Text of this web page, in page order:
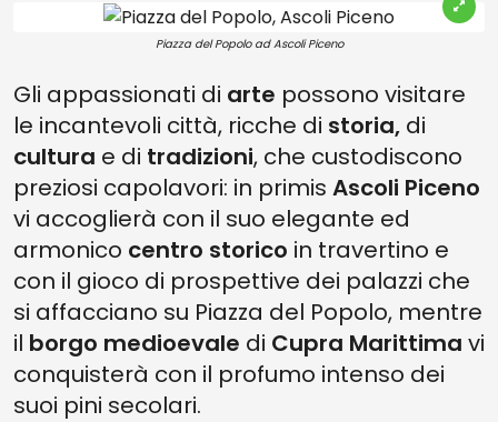
Piazza del Popolo ad Ascoli Piceno
Gli appassionati di arte possono visitare
le incantevoli città, ricche di storia, di
cultura e di tradizioni, che custodiscono
preziosi capolavori: in primis Ascoli Piceno
vi accoglierà con il suo elegante ed
armonico centro storico in travertino e
con il gioco di prospettive dei palazzi che
si affacciano su Piazza del Popolo, mentre
il borgo medioevale di Cupra Marittima vi
conquisterà con il profumo intenso dei
suoi pini secolari.